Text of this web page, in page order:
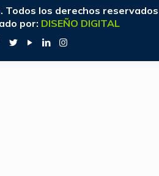
Todos los derechos
por: DISEÑO DIGITAL